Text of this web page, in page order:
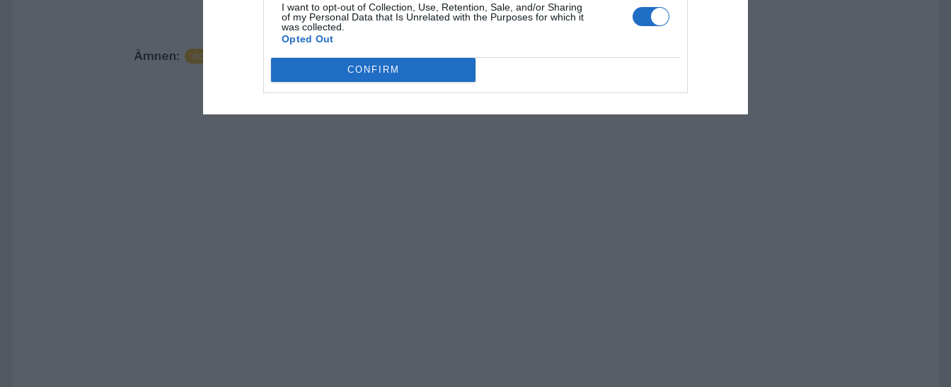
I want to opt-out of Collection, Use, Retention, Sale, and/or Sharing
of my Personal Data that Is Unrelated with the Purposes for which it
was collected.
Opted Out
CONFIRM
Ämnen: norrtälje norrtäljepodden podcast roslagen